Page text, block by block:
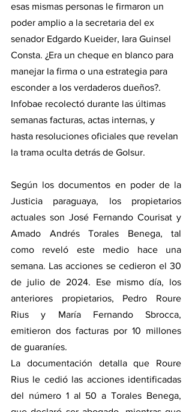
esas mismas personas le firmaron un
poder amplio a la secretaria del ex
senador Edgardo Kueider, Iara Guinsel
Consta. ¿Era un cheque en blanco para
manejar la firma o una estrategia para
esconder a los verdaderos dueños?.
Infobae recolectó durante las últimas
semanas facturas, actas internas, y
hasta resoluciones oficiales que revelan
la trama oculta detrás de Golsur.
Según los documentos en poder de la
Justicia paraguaya, los propietarios
actuales son José Fernando Courisat y
Amado Andrés Torales Benega, tal
como reveló este medio hace una
semana. Las acciones se cedieron el 30
de julio de 2024. Ese mismo día, los
anteriores propietarios, Pedro Roure
Rius y María Fernando Sbrocca,
emitieron dos facturas por 10 millones
de guaraníes.
La documentación detalla que Roure
Rius le cedió las acciones identificadas
del número 1 al 50 a Torales Benega,